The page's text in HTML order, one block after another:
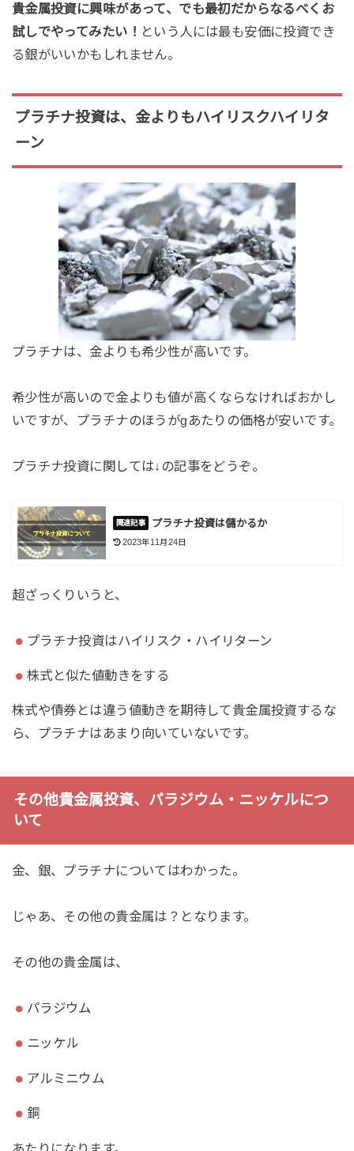
貴金属投資に興味があって、でも最初だからなるべくお
試しでやってみたい！ という人には最も安価に投資でき
る銀がいいかもしれません。
プラチナ投資は、金よりもハイリスクハイリタ
ーン
プラチナは、金よりも希少性が高いです。
希少性が高いので金よりも値が高くならなければおかし
いですが、プラチナのほうがgあたりの価格が安いです。
プラチナ投資に関しては↓の記事をどうぞ。
プラチナ投資は儲かるか
2023年11月24日
超ざっくりいうと、
プラチナ投資はハイリスク・ハイリターン
株式と似た値動きをする
株式や債券とは違う値動きを期待して貴金属投資するな
ら、プラチナはあまり向いていないです。
その他貴金属投資、パラジウム・ニッケルにつ
いて
金、銀、プラチナについてはわかった。
じゃあ、その他の貴金属は？となります。
その他の貴金属は、
パラジウム
ニッケル
アルミニウム
銅